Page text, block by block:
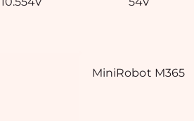
MiniRobot M365